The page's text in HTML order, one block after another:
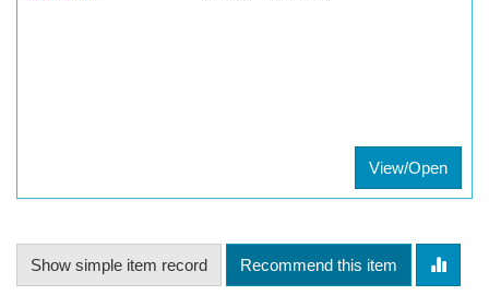
View/Open
Show simple item record Recommend this item